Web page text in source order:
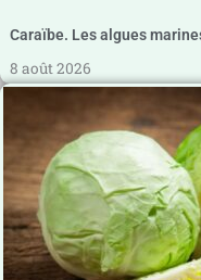
Caraïbe. Les algues
8 août 2026